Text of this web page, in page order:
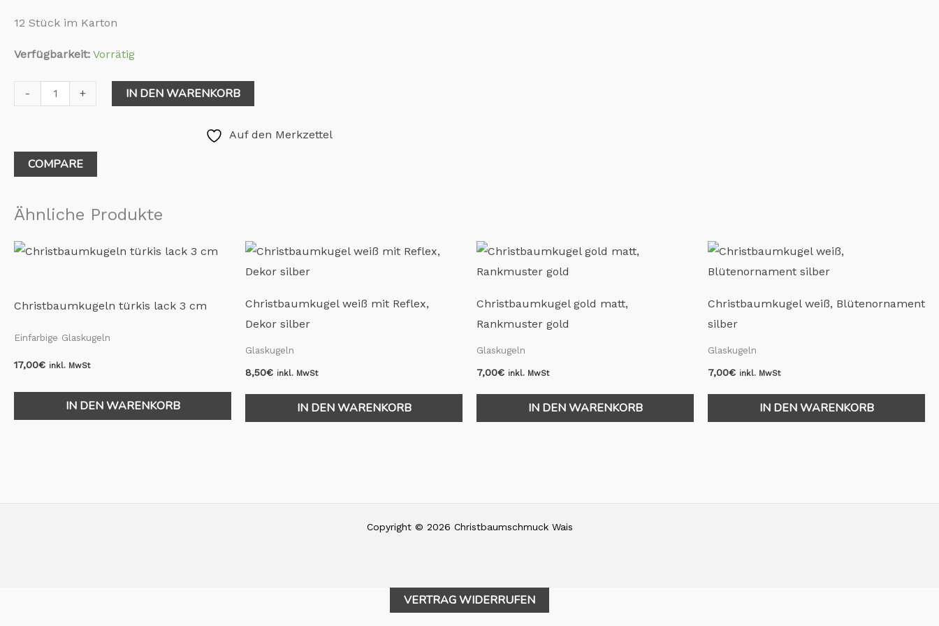
12 Stück im Karton
Verfügbarkeit: Vorrätig
- + IN DEN WARENKORB
Auf den Merkzettel
COMPARE
Ähnliche Produkte
Christbaumkugeln türkis lack 3 cm
Einfarbige Glaskugeln
17,00€ inkl. MwSt
IN DEN WARENKORB
Christbaumkugel weiß mit Reflex,
Dekor silber
Glaskugeln
8,50€ inkl. MwSt
IN DEN WARENKORB
Christbaumkugel gold matt,
Rankmuster gold
Glaskugeln
7,00€ inkl. MwSt
IN DEN WARENKORB
Christbaumkugel weiß, Blütenornament
silber
Glaskugeln
7,00€ inkl. MwSt
IN DEN WARENKORB
Copyright © 2026 Christbaumschmuck Wais
VERTRAG WIDERRUFEN